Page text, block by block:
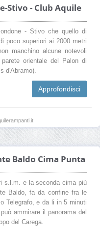
Stivo - Club Aquile
- Stivo che quello di
poco superiori ai 2000 metri
manchino alcune notevoli
orientale del Palon di
d'Abramo).
Approfondisci
Baldo Cima Punta
s.l.m. e la seconda cima più
Baldo, fa da confine fra le
Telegrafo, e da li in 5 minuti
ammirare il panorama del
del Carega.